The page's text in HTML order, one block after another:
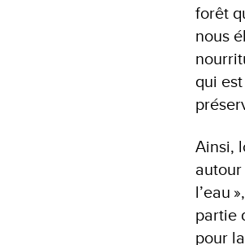
forêt
nous
qui
Ainsi,
l’eau
partie
pour